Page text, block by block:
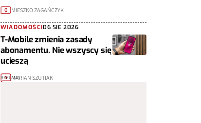
0 MIESZKO ZAGAŃCZYK
WIADOMOŚCI06 SIE 2026
T-Mobile zmienia zasady
abonamentu. Nie wszyscy się
ucieszą
4 MARIAN SZUTIAK